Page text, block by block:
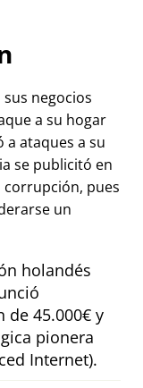
negocios
a su hogar
a ataques a su
se publicitó en
pues
un
holandés
de 45.000€ y
pionera
Internet).